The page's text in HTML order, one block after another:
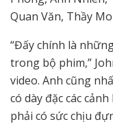
Quan Văn, Thầy
“Đấy chính là
trong bộ phim,”
video. Anh cũng
có dày đặc các
phải có sức chịu